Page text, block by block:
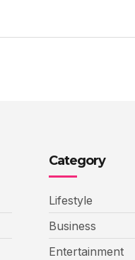
Category
Lifestyle
Business
Entertainment